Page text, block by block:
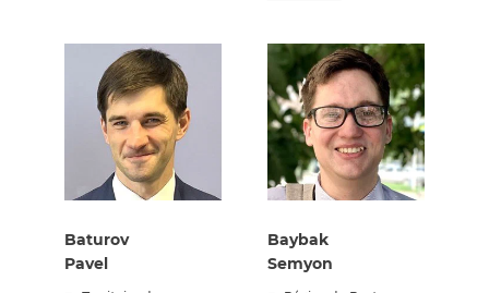
Baturov
Pavel
Baybak
Semyon